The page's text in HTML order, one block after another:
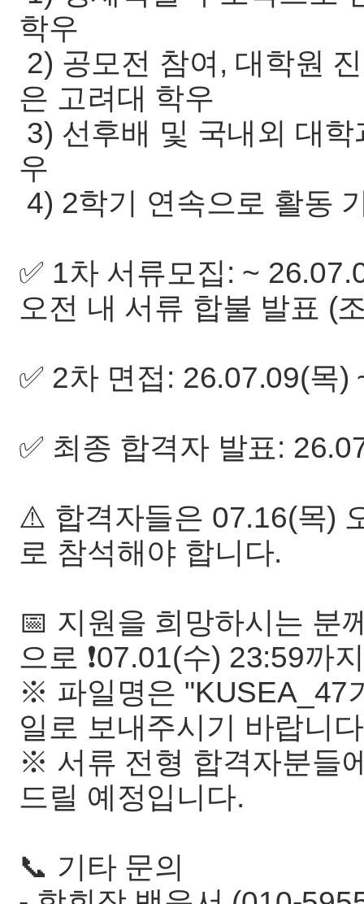
학우
2) 공모전 참여, 대학원
은 고려대 학우
3) 선후배 및 국내외 대
우
4) 2학기 연속으로 활동
✅ 1차 서류모집: ~
오전 내 서류 합불 발표 (
✅ 2차 면접: 26.07.09(목)
✅ 최종 합격자 발표:
⚠️ 합격자들은 07.16(목)
로 참석해야 합니다.
📅 지원을 희망하시는 분
으로 ❗️07.01(수) 23:59까
※ 파일명은 "KUSEA_47
일로 보내주시기 바랍니
※ 서류 전형 합격자분들
드릴 예정입니다.
📞 기타 문의